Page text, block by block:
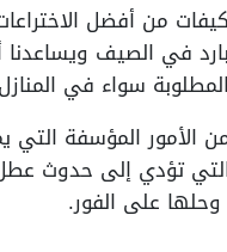
من أفضل
في الصيف
سواء في
الأمور المؤسفة
التي تؤدي إلى حدوث
على الفور.